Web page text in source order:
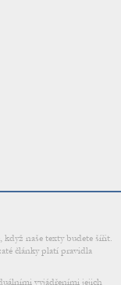
když naše texty budete šířit.
články platí pravidla
vyjádřeními jejich